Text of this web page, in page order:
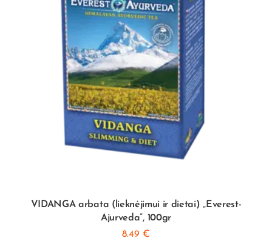
VIDANGA arbata (lieknėjimui ir dietai) „Everest-
Ajurveda”, 100gr
8.49 €